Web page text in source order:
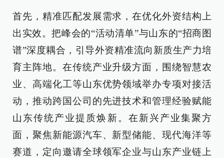
首先，精准匹配发展需求，在优化外资结构上
出实效。把峰会的“活动清单”与山东的“招商图
谱”深度耦合，引导外资精准流向新质生产力培
育主阵地。在传统产业升级方面，围绕智慧农
业、高端化工等山东优势领域举办专项对接活
动，推动跨国公司的先进技术和管理经验赋能
山东传统产业提质焕新。在新兴产业集聚方
面，聚焦新能源汽车、新型储能、现代海洋等
赛道，定向邀请全球领军企业与山东产业链上